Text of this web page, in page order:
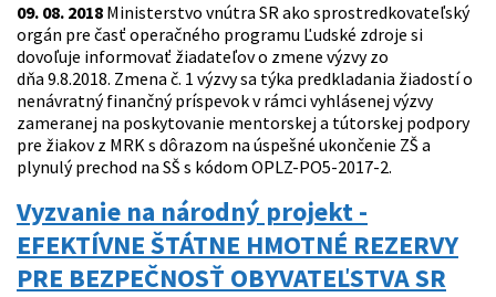
09. 08. 2018 Ministerstvo vnútra SR ako sprostredkovateľský
orgán pre časť operačného programu Ľudské zdroje si
dovoľuje informovať žiadateľov o zmene výzvy zo
dňa 9.8.2018. Zmena č. 1 výzvy sa týka predkladania žiadostí o
nenávratný finančný príspevok v rámci vyhlásenej výzvy
zameranej na poskytovanie mentorskej a tútorskej podpory
pre žiakov z MRK s dôrazom na úspešné ukončenie ZŠ a
plynulý prechod na SŠ s kódom OPLZ-PO5-2017-2.
Vyzvanie na národný projekt -
EFEKTÍVNE ŠTÁTNE HMOTNÉ REZERVY
PRE BEZPEČNOSŤ OBYVATEĽSTVA SR